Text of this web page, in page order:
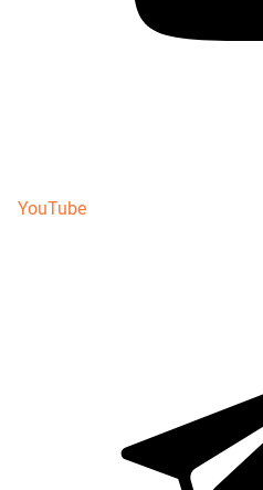
YouTube